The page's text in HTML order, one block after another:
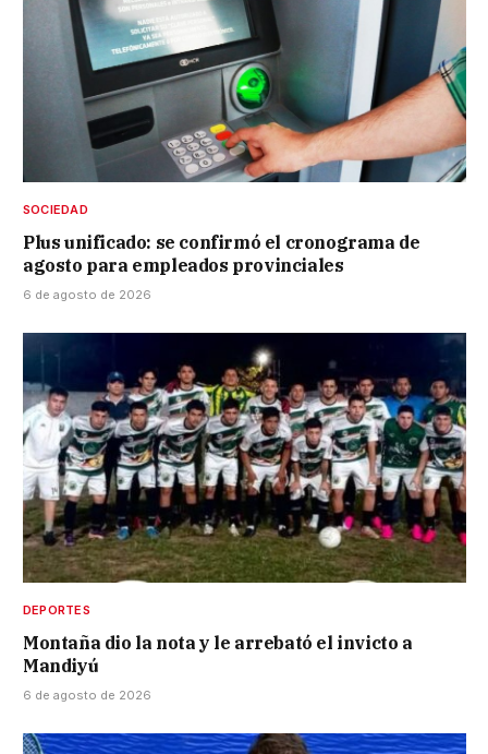
SOCIEDAD
Plus unificado: se confirmó el cronograma de
agosto para empleados provinciales
6 de agosto de 2026
DEPORTES
Montaña dio la nota y le arrebató el invicto a
Mandiyú
6 de agosto de 2026